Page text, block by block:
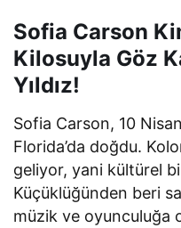
Sofia Carson
Kilosuyla Göz
Yıldız!
Sofia Carson, 10
Florida’da doğdu.
geliyor, yani kültürel
Küçüklüğünden beri
müzik ve oyunculuğa